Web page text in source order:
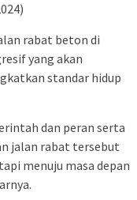
rabat beton di
yang akan
standar hidup
dan peran serta
jalan rabat tersebut
menuju masa depan